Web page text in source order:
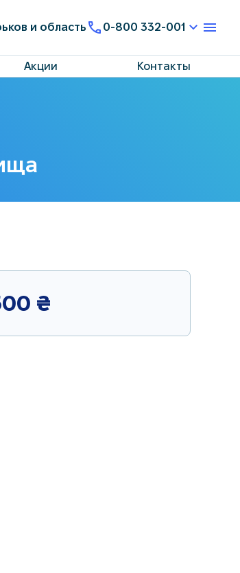
и область 0-800 332-001
Акции Контакты
₴